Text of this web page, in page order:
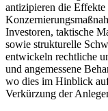
antizipieren die Effekte
Investoren, taktische
sowie strukturelle
entwickeln rechtliche
und angemessene
wo dies im Hinblick
Verkürzung der